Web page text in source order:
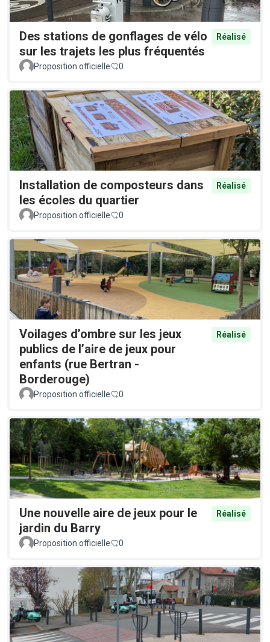
Des stations de gonflages de vélo
sur les trajets les plus fréquentés
Réalisé
Proposition officielle 0
Installation de composteurs dans
les écoles du quartier
Réalisé
Proposition officielle 0
Voilages d’ombre sur les jeux
publics de l’aire de jeux pour
enfants (rue Bertran -
Borderouge)
Réalisé
Proposition officielle 0
Une nouvelle aire de jeux pour le
jardin du Barry
Réalisé
Proposition officielle 0